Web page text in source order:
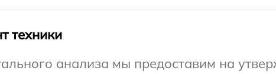
техники
анализа мы предоставим на